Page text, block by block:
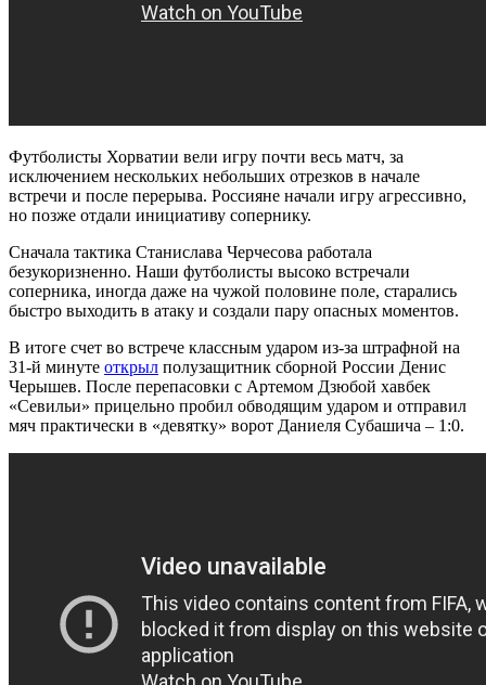
Футболисты Хорватии вели игру почти весь матч, за
исключением нескольких небольших отрезков в начале
встречи и после перерыва. Россияне начали игру агрессивно,
но позже отдали инициативу сопернику.
Сначала тактика Станислава Черчесова работала
безукоризненно. Наши футболисты высоко встречали
соперника, иногда даже на чужой половине поле, старались
быстро выходить в атаку и создали пару опасных моментов.
В итоге счет во встрече классным ударом из-за штрафной на
31-й минуте открыл полузащитник сборной России Денис
Черышев. После перепасовки с Артемом Дзюбой хавбек
«Севильи» прицельно пробил обводящим ударом и отправил
мяч практически в «девятку» ворот Даниеля Субашича – 1:0.